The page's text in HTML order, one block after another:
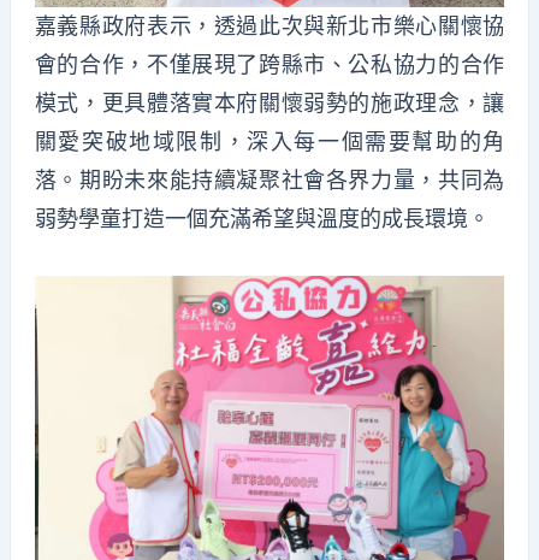
嘉義縣政府表示，透過此次與新北市樂心關懷協
會的合作，不僅展現了跨縣市、公私協力的合作
模式，更具體落實本府關懷弱勢的施政理念，讓
關愛突破地域限制，深入每一個需要幫助的角
落。期盼未來能持續凝聚社會各界力量，共同為
弱勢學童打造一個充滿希望與溫度的成長環境。